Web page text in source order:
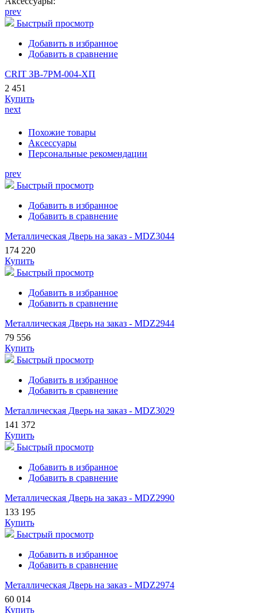
prev
Быстрый просмотр
Добавить в избранное
Добавить в сравнение
CRIT ЗВ-7РМ-004-ХП
2 451
Купить
next
Похожие товары
Аксессуары
Персональные рекомендации
prev
Быстрый просмотр
Добавить в избранное
Добавить в сравнение
Металлическая Дверь на заказ - MDZ3044
174 220
Купить
Быстрый просмотр
Добавить в избранное
Добавить в сравнение
Металлическая Дверь на заказ - MDZ2944
79 556
Купить
Быстрый просмотр
Добавить в избранное
Добавить в сравнение
Металлическая Дверь на заказ - MDZ3029
141 372
Купить
Быстрый просмотр
Добавить в избранное
Добавить в сравнение
Металлическая Дверь на заказ - MDZ2990
133 195
Купить
Быстрый просмотр
Добавить в избранное
Добавить в сравнение
Металлическая Дверь на заказ - MDZ2974
60 014
Купить